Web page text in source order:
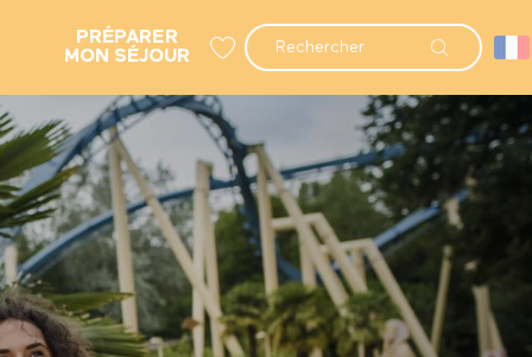
Recherche
PRÉPARER
MON SÉJOUR